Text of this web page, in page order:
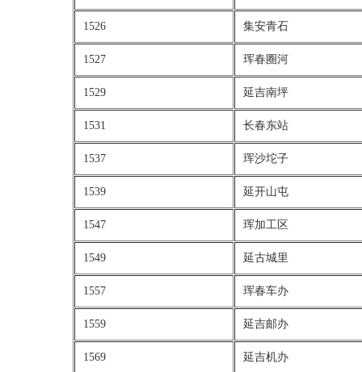
1526 集安青石
1527 珲春圈河
1529 延吉南坪
1531 长春东站
1537 珲沙坨子
1539 延开山屯
1547 珲加工区
1549 延古城里
1557 珲春车办
1559 延吉邮办
1569 延吉机办